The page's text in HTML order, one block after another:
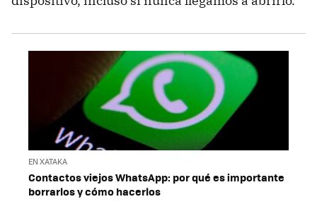
EN XATAKA
Contactos viejos WhatsApp: por qué es importante
borrarlos y cómo hacerlos